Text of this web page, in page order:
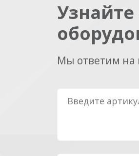
Мы ответим на